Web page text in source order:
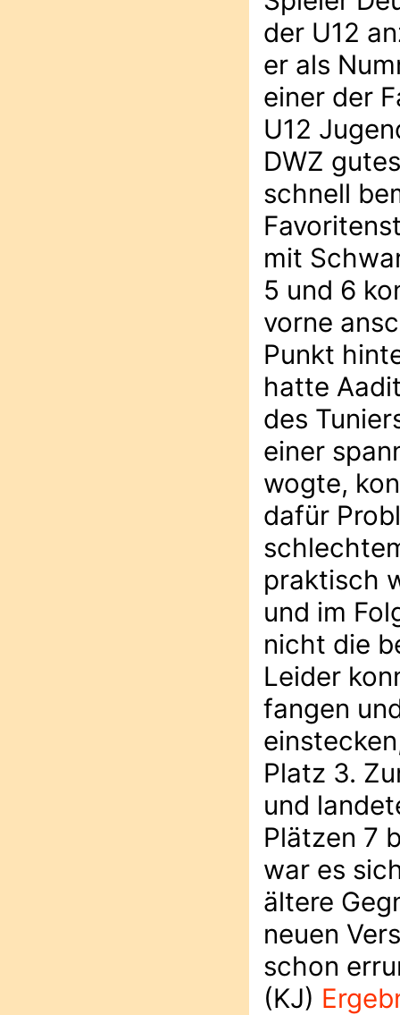
der U12
er als
einer der
U12
DWZ
schnell
mit
5 und 6
vorne
Punkt
hatte
des
einer
wogte,
dafür
praktisch
und im
nicht die
Leider
fangen
Platz 3.
und
Plätzen 7
war es
ältere
neuen
schon
(KJ)